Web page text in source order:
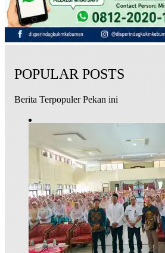
POPULAR POSTS
Berita Terpopuler Pekan ini